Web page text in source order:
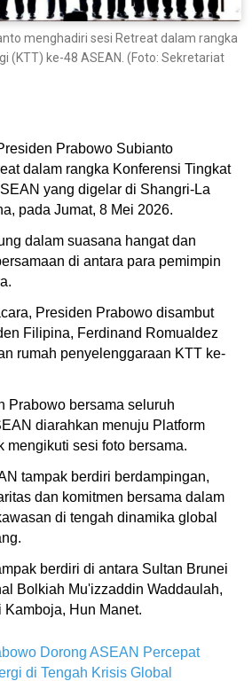
menghadiri sesi Retreat dalam rangka
(KTT) ke-48 ASEAN. (Foto: Sekretariat
Prabowo Subianto
dalam rangka Konferensi Tingkat
yang digelar di Shangri-La
pada Jumat, 8 Mei 2026.
dalam suasana hangat dan
di antara para pemimpin
Presiden Prabowo disambut
Filipina, Ferdinand Romualdez
rumah penyelenggaraan KTT ke-
Prabowo bersama seluruh
diarahkan menuju Platform
mengikuti sesi foto bersama.
tampak berdiri berdampingan,
dan komitmen bersama dalam
di tengah dinamika global
berdiri di antara Sultan Brunei
Bolkiah Mu'izzaddin Waddaulah,
Hun Manet.
Dorong ASEAN Percepat
di Tengah Krisis Global